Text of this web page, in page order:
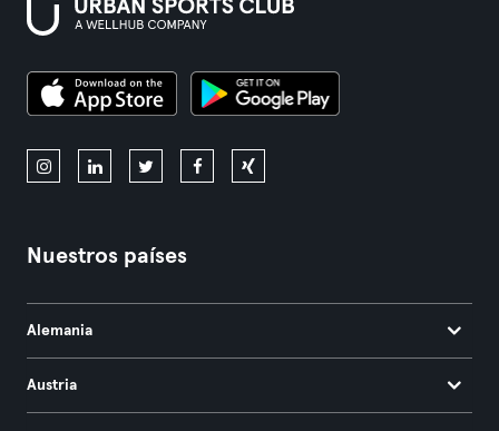
Nuestros países
Alemania
Austria